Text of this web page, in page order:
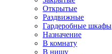
Открытые
Раздвижные
Гардеробные шкафы
Назначение
В комнату
В нишу